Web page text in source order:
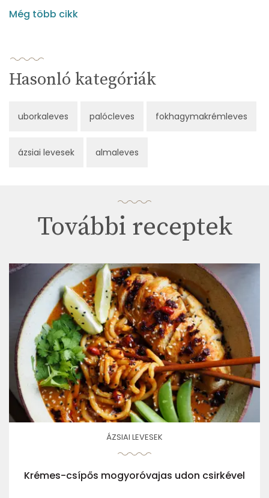
Még több cikk
Hasonló kategóriák
uborkaleves palócleves fokhagymakrémleves
ázsiai levesek almaleves
További receptek
ÁZSIAI LEVESEK
Krémes-csípős mogyoróvajas udon csirkével